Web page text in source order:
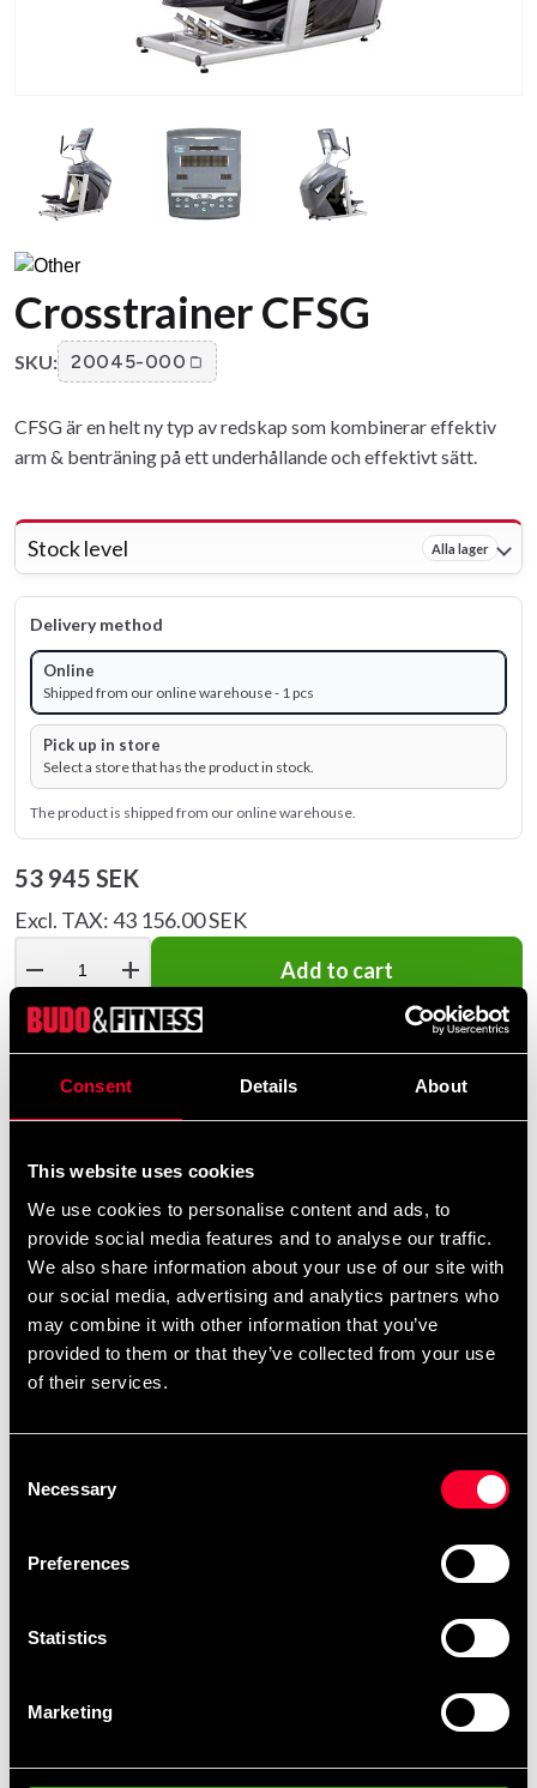
Consent Details About
This website uses cookies
We use cookies to personalise content and ads, to
provide social media features and to analyse our traffic.
We also share information about your use of our site with
our social media, advertising and analytics partners who
may combine it with other information that you’ve
provided to them or that they’ve collected from your use
of their services.
Selection
Necessary
Preferences
Statistics
Marketing
Crosstrainer CFSG
SKU: 20045-000
CFSG är en helt ny typ av redskap som kombinerar effektiv
arm & benträning på ett underhållande och effektivt sätt.
Stock level Alla lager
Delivery method
Online
Shipped from our online warehouse - 1 pcs
Pick up in store
Select a store that has the product in stock.
The product is shipped from our online warehouse.
53 945 SEK
Excl. TAX: 43 156.00 SEK
remove add Add to cart
Product information
effektivt sätt.
Maskinen har justerbar steglängd (26-76 cm) och
passar därför alla former av träning.
CFSG är utrustad med nio olika program som kan ställas
i 24 nivåer (ex.fettförbränning, intervall, backe,
pulskontroll mm). Pulsprogrammet styrs av två handtag.
(pulsband ingår ej). Maxmotstånd är hela 250 watt.
under många år. Maskinen är självgenererande och
Golvytan som krävs är 211 x 101 cm.
Fast delivery